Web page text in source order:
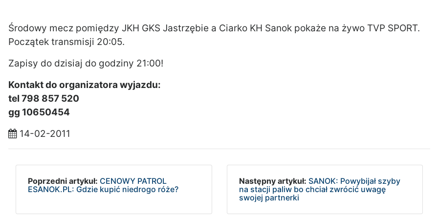
Środowy mecz pomiędzy JKH GKS Jastrzębie a Ciarko KH Sanok pokaże na żywo TVP SPORT.
Początek transmisji 20:05.
Zapisy do dzisiaj do godziny 21:00!
Kontakt do organizatora wyjazdu:
tel 798 857 520
gg 10650454
14-02-2011
Poprzedni artykuł: CENOWY PATROL
ESANOK.PL: Gdzie kupić niedrogo róże?
Następny artykuł: SANOK: Powybijał szyby
na stacji paliw bo chciał zwrócić uwagę
swojej partnerki